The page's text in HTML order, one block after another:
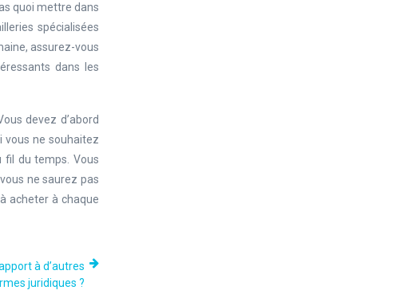
quoi mettre dans
spécialisées
assurez-vous
dans les
devez d’abord
vous ne souhaitez
fil du temps. Vous
ne saurez pas
acheter à chaque
à d’autres
juridiques ?